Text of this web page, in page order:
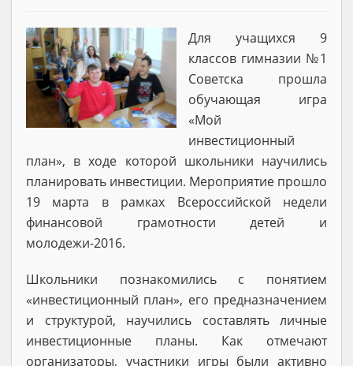
Для учащихся 9
классов гимназии №1
Советска прошла
обучающая игра
«Мой
инвестиционный
план», в ходе которой школьники научились
планировать инвестиции. Мероприятие прошло
19 марта в рамках Всероссийской недели
финансовой грамотности детей и
молодежи-2016.
Школьники познакомились с понятием
«инвестиционный план», его предназначением
и структурой, научились составлять личные
инвестиционные планы. Как отмечают
организаторы, участники игры были активно